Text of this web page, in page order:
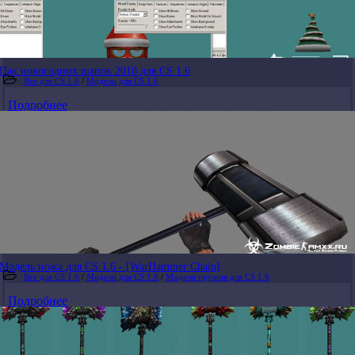
Пак новогодних шапок 2018 для CS 1.6
Все для CS 1.6 / Модели для CS 1.6
Подробнее
Модель ножа для CS 1.6 - [WarHammer Chain]
Все для CS 1.6 / Модели для CS 1.6 / Модели оружия для CS 1.6
Подробнее